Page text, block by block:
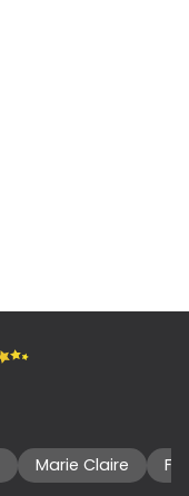
Marie Claire